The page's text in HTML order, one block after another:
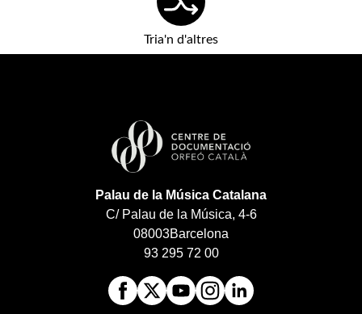
Tria'n d'altres
Palau de la Música Catalana
C/ Palau de la Música, 4-6
08003Barcelona
93 295 72 00